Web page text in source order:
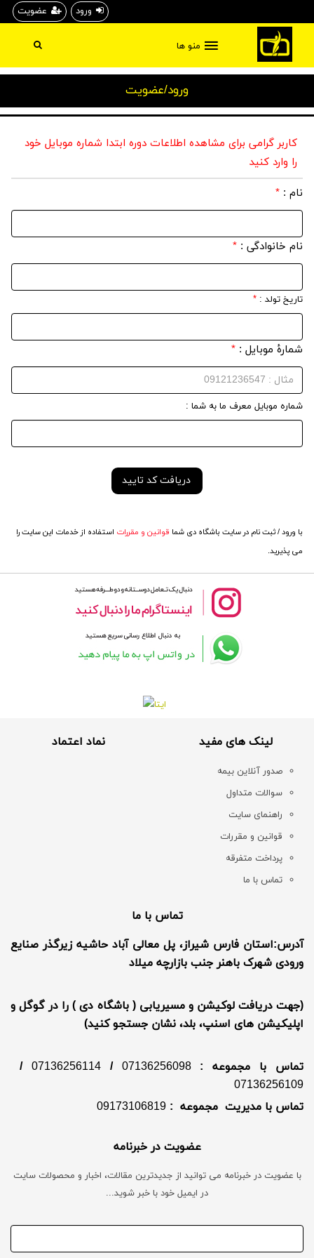
عضویت ورود
منو ها
ورود/عضویت
کاربر گرامی برای مشاهده اطلاعات دوره ابتدا شماره موبایل خود
را وارد کنید
نام : *
نام خانوادگی : *
تاریخ تولد : *
شمارهٔ موبایل : *
شماره موبایل معرف ما به شما :
با ورود / ثبت نام در سایت باشگاه دی شما قوانین و مقررات استفاده از خدمات این سایت را
می پذیرید.
نماد اعتماد لینک های مفید
صدور آنلاین بیمه
سوالات متداول
راهنمای سایت
قوانین و مقررات
پرداخت متفرقه
تماس با ما
تماس با ما
آدرس:استان فارس شیراز، پل معالی آباد حاشیه زیرگذر صنایع
ورودی شهرک باهنر جنب بازارچه میلاد
(جهت دریافت لوکیشن و مسیریابی ( باشگاه دی ) را در گوگل و
اپلیکیشن های اسنپ، بلد، نشان جستجو کنید)
تماس با مجموعه :07136256098
/
07136256114
/
07136256109
تماس با مدیریت مجموعه : 09173106819
عضویت در خبرنامه
با عضویت در خبرنامه می توانید از جدیدترین مقالات، اخبار و محصولات سایت
در ایمیل خود با خبر شوید...